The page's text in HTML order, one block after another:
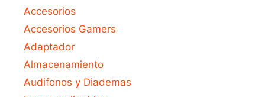
Accesorios
Accesorios Gamers
Adaptador
Almacenamiento
Audifonos y Diademas